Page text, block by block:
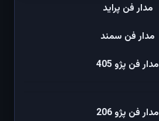
مدار فن پراید
مدار فن سمند
مدار فن پژو 405
مدار فن پژو 206